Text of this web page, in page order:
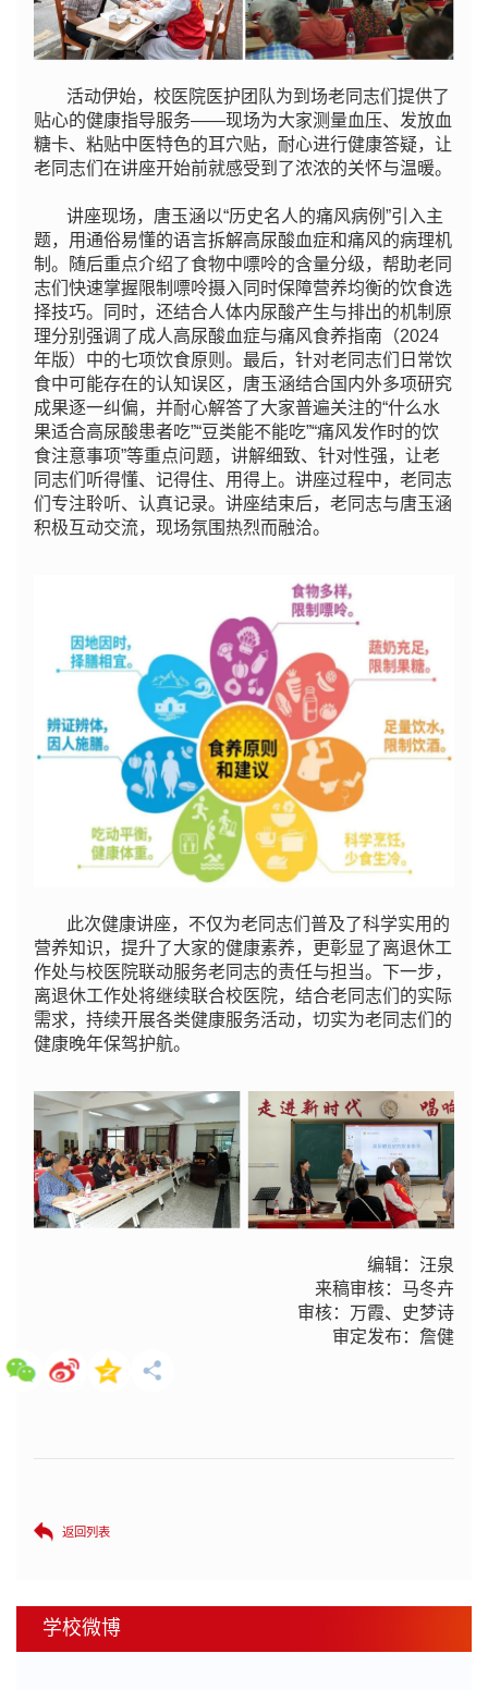
活动伊始，校医院医护团队为到场老同志们提供了
贴心的健康指导服务——现场为大家测量血压、发放血
糖卡、粘贴中医特色的耳穴贴，耐心进行健康答疑，让
老同志们在讲座开始前就感受到了浓浓的关怀与温暖。
讲座现场，唐玉涵以“历史名人的痛风病例”引入主
题，用通俗易懂的语言拆解高尿酸血症和痛风的病理机
制。随后重点介绍了食物中嘌呤的含量分级，帮助老同
志们快速掌握限制嘌呤摄入同时保障营养均衡的饮食选
择技巧。同时，还结合人体内尿酸产生与排出的机制原
理分别强调了成人高尿酸血症与痛风食养指南（2024
年版）中的七项饮食原则。最后，针对老同志们日常饮
食中可能存在的认知误区，唐玉涵结合国内外多项研究
成果逐一纠偏，并耐心解答了大家普遍关注的“什么水
果适合高尿酸患者吃”“豆类能不能吃”“痛风发作时的饮
食注意事项”等重点问题，讲解细致、针对性强，让老
同志们听得懂、记得住、用得上。讲座过程中，老同志
们专注聆听、认真记录。讲座结束后，老同志与唐玉涵
积极互动交流，现场氛围热烈而融洽。
此次健康讲座，不仅为老同志们普及了科学实用的
营养知识，提升了大家的健康素养，更彰显了离退休工
作处与校医院联动服务老同志的责任与担当。下一步，
离退休工作处将继续联合校医院，结合老同志们的实际
需求，持续开展各类健康服务活动，切实为老同志们的
健康晚年保驾护航。
编辑：汪泉
来稿审核：马冬卉
审核：万霞、史梦诗
审定发布：詹健
返回列表
学校微博